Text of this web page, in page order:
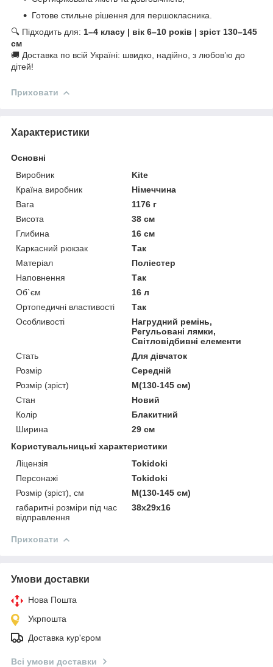
Готове стильне рішення для першокласника.
🔍 Підходить для: 1–4 класу | вік 6–10 років | зріст 130–145
см
🚚 Доставка по всій Україні: швидко, надійно, з любов’ю до
дітей!
Приховати
Характеристики
Основні
Виробник
Kite
Країна виробник
Німеччина
Вага
1176 г
Висота
38 см
Глибина
16 см
Каркасний рюкзак
Так
Матеріал
Поліестер
Наповнення
Так
Об`єм
16 л
Ортопедичні властивості
Так
Особливості
Нагрудний ремінь,
Регульовані лямки,
Світловідбивні елементи
Стать
Для дівчаток
Розмір
Середній
Розмір (зріст)
M(130-145 см)
Стан
Новий
Колір
Блакитний
Ширина
29 см
Користувальницькі характеристики
Ліцензія
Tokidoki
Персонажі
Tokidoki
Розмір (зріст), см
M(130-145 см)
габаритні розміри під час
відправлення
38х29х16
Приховати
Умови доставки
Нова Пошта
Укрпошта
Доставка кур'єром
Всі умови доставки